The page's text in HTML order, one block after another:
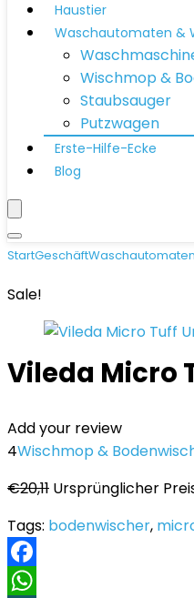
Haustier
Waschautomaten &
Wischmop &
Staubsauger
Putzwagen
Erste-Hilfe-Ecke
Blog
StartGeschäft
Sale!
Vileda Micro
Add your review
4Wischmop &
€20,11 Ursprünglicher
Tags: bodenwischer,
Facebook